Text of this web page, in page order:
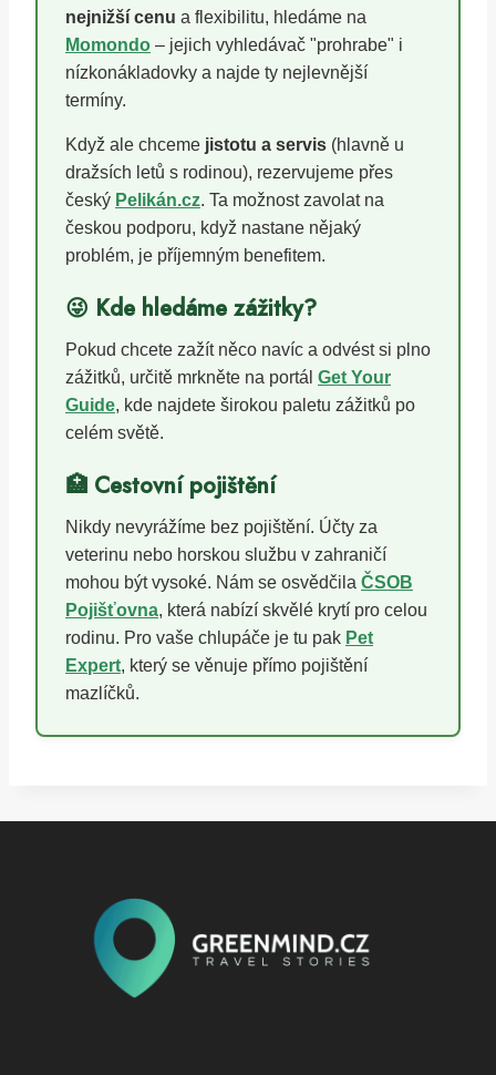
nejnižší cenu a flexibilitu, hledáme na
Momondo – jejich vyhledávač "prohrabe" i
nízkonákladovky a najde ty nejlevnější
termíny.
Když ale chceme jistotu a servis (hlavně u
dražsích letů s rodinou), rezervujeme přes
český Pelikán.cz. Ta možnost zavolat na
českou podporu, když nastane nějaký
problém, je příjemným benefitem.
😜 Kde hledáme zážitky?
Pokud chcete zažít něco navíc a odvést si plno
zážitků, určitě mrkněte na portál Get Your
Guide, kde najdete širokou paletu zážitků po
celém světě.
🏥 Cestovní pojištění
Nikdy nevyrážíme bez pojištění. Účty za
veterinu nebo horskou službu v zahraničí
mohou být vysoké. Nám se osvědčila ČSOB
Pojišťovna, která nabízí skvělé krytí pro celou
rodinu. Pro vaše chlupáče je tu pak Pet
Expert, který se věnuje přímo pojištění
mazlíčků.